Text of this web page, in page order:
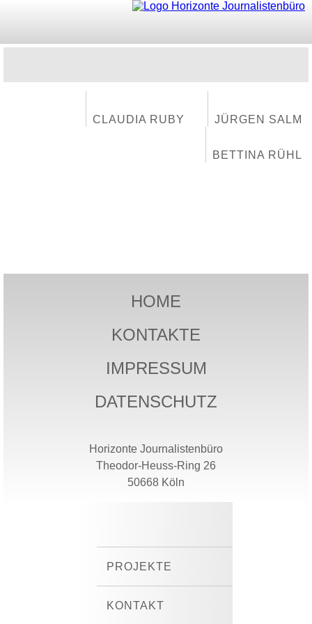
PROJEKTE
KONTAKT
CLAUDIA RUBY JÜRGEN SALM
BETTINA RÜHL
HOME
KONTAKTE
IMPRESSUM
DATENSCHUTZ
Horizonte Journalistenbüro
Theodor-Heuss-Ring 26
50668 Köln